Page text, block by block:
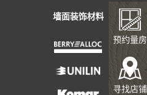
预约量房
寻找店铺